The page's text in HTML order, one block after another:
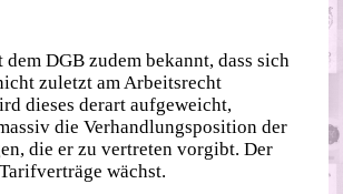
dem DGB zudem bekannt, dass sich
zuletzt am Arbeitsrecht
dieses derart aufgeweicht,
die Verhandlungsposition der
die er zu vertreten vorgibt. Der
wächst.